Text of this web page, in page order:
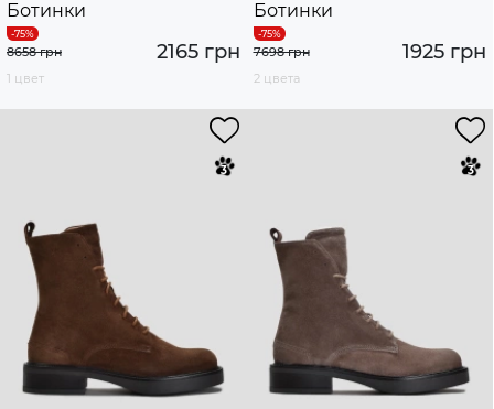
Ботинки
2165 грн
8658 грн
1 цвет
Ботинки
1925 грн
7698 грн
2 цвета